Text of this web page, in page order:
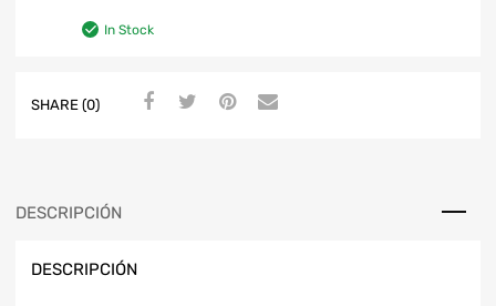
In Stock
SHARE (0)
DESCRIPCIÓN
DESCRIPCIÓN